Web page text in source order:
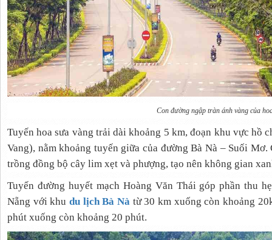
Con đường ngập tràn ánh vàng của
Tuyến hoa sưa vàng trải dài khoảng 5 km, đoạn khu vực hồ
Vang), nằm khoảng tuyến giữa của đường Bà Nà – Suối
trồng đồng bộ cây lim xẹt và phượng, tạo nên không gian
Tuyến đường huyết mạch Hoàng Văn Thái góp phần thu
Nẵng với khu du lịch Bà Nà từ 30 km xuống còn khoảng
phút xuống còn khoảng 20 phút.